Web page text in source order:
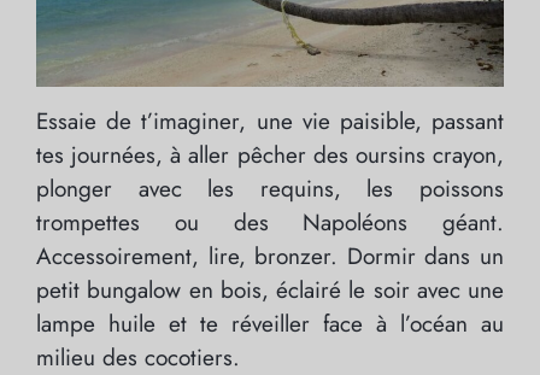
Essaie de t’imaginer, une vie paisible, passant
tes journées, à aller pêcher des oursins crayon,
plonger avec les requins, les poissons
trompettes ou des Napoléons géant.
Accessoirement, lire, bronzer. Dormir dans un
petit bungalow en bois, éclairé le soir avec une
lampe huile et te réveiller face à l’océan au
milieu des cocotiers.